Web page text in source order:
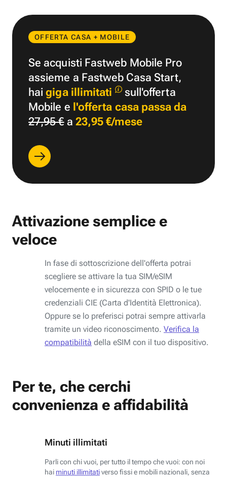
OFFERTA CASA + MOBILE
Se acquisti Fastweb Mobile Pro
assieme a Fastweb Casa Start,
haigiga illimitati
sull'offerta
Mobile e l'offerta casa passa da
27,95 €a 23,95 €/mese
Attivazione semplice e
veloce
In fase di sottoscrizione dell'offerta potrai
scegliere se attivare la tua SIM/eSIM
velocemente e in sicurezza con SPID o le tue
credenziali CIE (Carta d'Identità Elettronica).
Oppure se lo preferisci potrai sempre attivarla
tramite un video riconoscimento. Verifica la
compatibilità della eSIM con il tuo dispositivo.
Per te, che cerchi
convenienza e affidabilità
Minuti illimitati
Parli con chi vuoi, per tutto il tempo che vuoi: con noi
hai minuti illimitativerso fissi e mobili nazionali, senza